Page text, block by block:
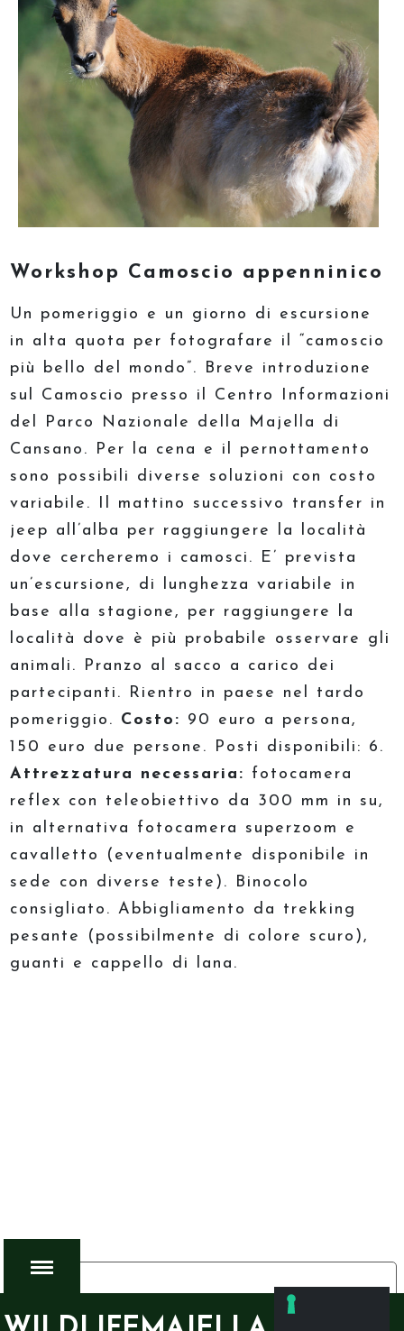
Workshop Camoscio appenninico
Un pomeriggio e un giorno di escursione
in alta quota per fotografare il “camoscio
più bello del mondo”. Breve introduzione
sul Camoscio presso il Centro Informazioni
del Parco Nazionale della Majella di
Cansano. Per la cena e il pernottamento
sono possibili diverse soluzioni con costo
variabile. Il mattino successivo transfer in
jeep all’alba per raggiungere la località
dove cercheremo i camosci. E’ prevista
un’escursione, di lunghezza variabile in
base alla stagione, per raggiungere la
località dove è più probabile osservare gli
animali. Pranzo al sacco a carico dei
partecipanti. Rientro in paese nel tardo
pomeriggio. Costo: 90 euro a persona,
150 euro due persone. Posti disponibili: 6.
Attrezzatura necessaria: fotocamera
reflex con teleobiettivo da 300 mm in su,
in alternativa fotocamera superzoom e
cavalletto (eventualmente disponibile in
sede con diverse teste). Binocolo
consigliato. Abbigliamento da trekking
pesante (possibilmente di colore scuro),
guanti e cappello di lana.
Informativa sulla raccolta
LE TUE PREFERENZE RELATIVE ALLA PRIVACY